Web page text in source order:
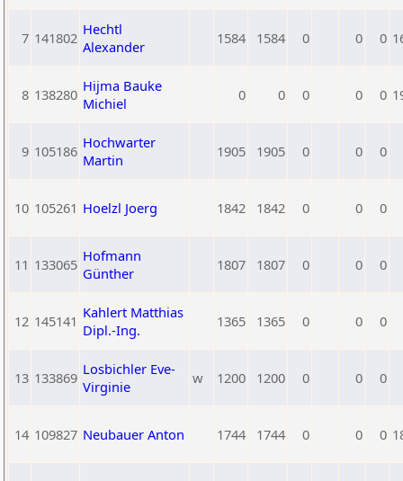
7 141802 Hechtl
Alexander
1584 1584 0 0 0
8 138280 Hijma Bauke
Michiel
0 0 0 0 0
9 105186 Hochwarter
Martin
1905 1905 0 0 0
10 105261 Hoelzl Joerg 1842 1842 0 0 0
11 133065 Hofmann
Günther
1807 1807 0 0 0
12 145141 Kahlert Matthias
Dipl.-Ing.
1365 1365 0 0 0
13 133869 Losbichler Eve-
Virginie
w 1200 1200 0 0 0
14 109827 Neubauer Anton 1744 1744 0 0 0